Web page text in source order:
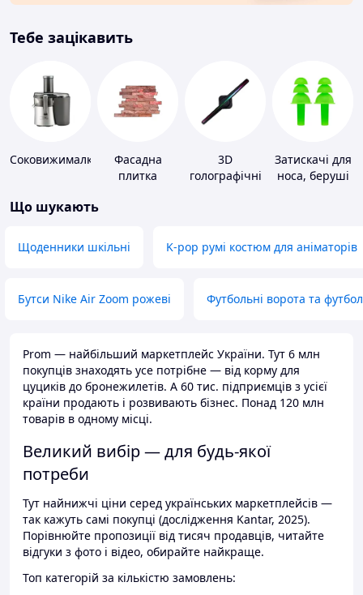
Тебе зацікавить
Соковижималки
Фасадна
плитка
3D
голографічні
Затискачі для
носа, беруші
Що шукають
Щоденники шкільні K-pop румі костюм для аніматорів
Бутси Nike Air Zoom рожеві Футбольні ворота та
Prom — найбільший маркетплейс України. Тут 6 млн
покупців знаходять усе потрібне — від корму для
цуциків до бронежилетів. А 60 тис. підприємців з усієї
країни продають і розвивають бізнес. Понад 120 млн
товарів в одному місці.
Великий вибір — для будь-якої
потреби
Тут найнижчі ціни серед українських маркетплейсів —
так кажуть самі покупці (дослідження Kantar, 2025).
Порівнюйте пропозиції від тисяч продавців, читайте
відгуки з фото і відео, обирайте найкраще.
Топ категорій за кількістю замовлень: